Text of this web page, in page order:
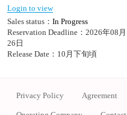
Login to view
Sales status： In Progress
Reservation Deadline：2026年08月
26日
Release Date：10月下旬頃
Privacy Policy Agreement